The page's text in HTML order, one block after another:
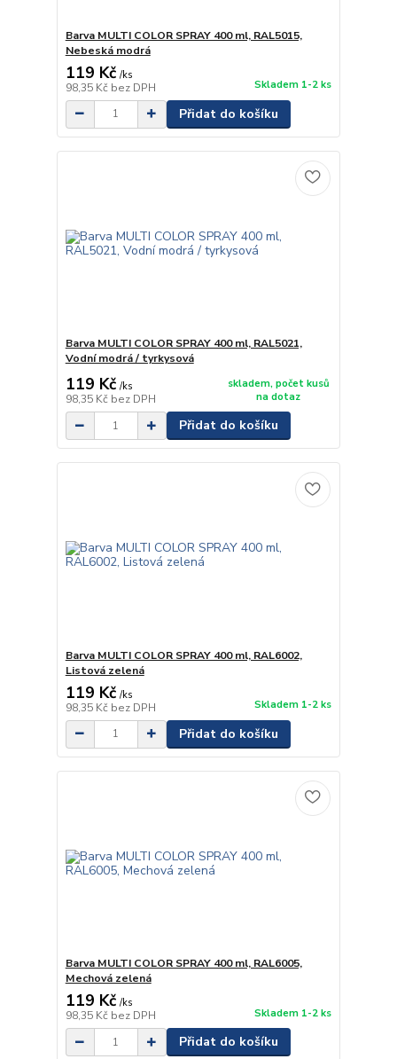
Barva MULTI COLOR SPRAY 400 ml, RAL5015,
Nebeská modrá
119 Kč /ks
98,35 Kč bez DPH Skladem 1-2 ks
Přidat do košíku
Barva MULTI COLOR SPRAY 400 ml, RAL5021,
Vodní modrá / tyrkysová
119 Kč /ks
98,35 Kč bez DPH
skladem, počet kusů
na dotaz
Přidat do košíku
Barva MULTI COLOR SPRAY 400 ml, RAL6002,
Listová zelená
119 Kč /ks
98,35 Kč bez DPH Skladem 1-2 ks
Přidat do košíku
Barva MULTI COLOR SPRAY 400 ml, RAL6005,
Mechová zelená
119 Kč /ks
98,35 Kč bez DPH Skladem 1-2 ks
Přidat do košíku